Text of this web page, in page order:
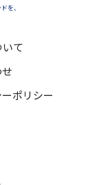
を、
て
ポリシー